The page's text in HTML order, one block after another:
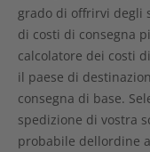
grado di offrirvi degli
di costi di consegna
calcolatore dei costi
il paese di
consegna di base.
spedizione di vostra
probabile dellordine